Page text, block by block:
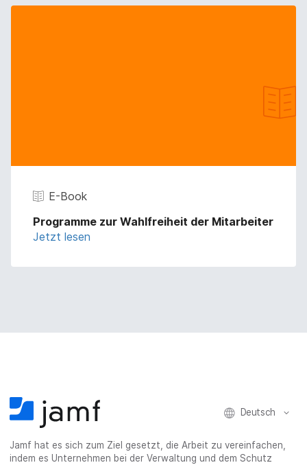
E-Book
Programme zur Wahlfreiheit der Mitarbeiter
Jetzt lesen
Deutsch
Jamf hat es sich zum Ziel gesetzt, die Arbeit zu vereinfachen,
indem es Unternehmen bei der Verwaltung und dem Schutz